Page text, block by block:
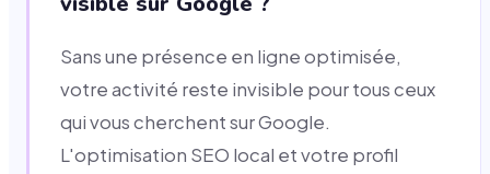
Sans une présence en ligne optimisée,
votre activité reste invisible pour tous ceux
qui vous cherchent sur Google.
L'optimisation SEO local et votre profil